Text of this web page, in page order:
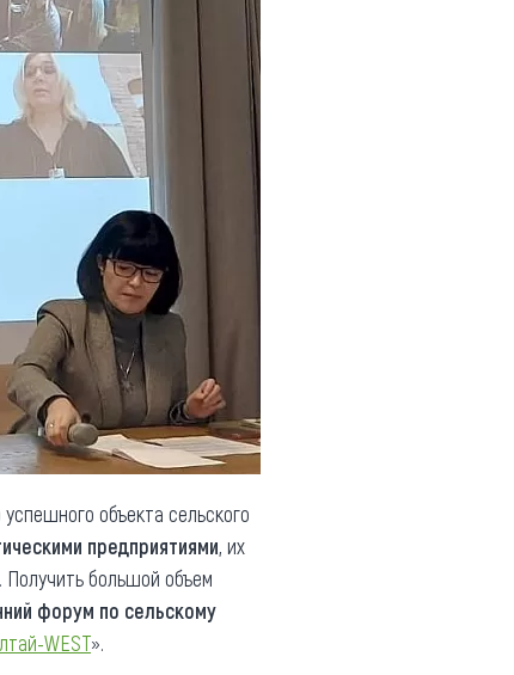
объекта сельского
предприятиями, их
большой объем
форум по сельскому
WEST».